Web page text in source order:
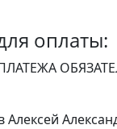
оплаты: